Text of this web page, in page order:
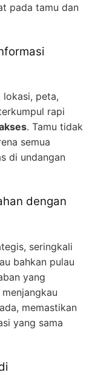
pada tamu dan
peta,
rapi
. Tamu tidak
semua
di undangan
dengan
seringkali
bahkan pulau
yang
memastikan
yang sama